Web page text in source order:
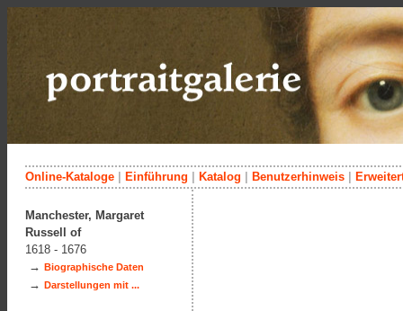
Online-Kataloge Einführung Katalog Benutzerhinweis
Manchester, Margaret
Russell of
1618 - 1676
→ Biographische Daten
→ Darstellungen mit ...